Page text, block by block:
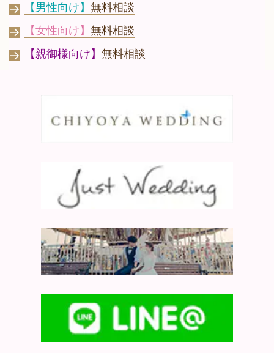
【男性向け】 無料相談
【女性向け】 無料相談
【親御様向け】 無料相談